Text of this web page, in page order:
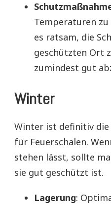
Temperaturen
es ratsam, die
geschützten Ort
zumindest gut
Winter
Winter ist definitiv die
für Feuerschalen.
stehen lässt, sollte
sie gut geschützt ist.
Lagerung: